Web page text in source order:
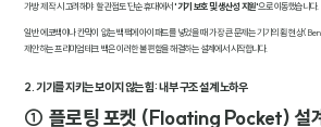
가방 제작 시 고려해야 할 관점도 '단순 휴대'에서'기기 보호 및 생산성 지원'으로 이동했습니다.
일반 에코백이나 칸막이 없는 백팩에 아이패드를 넣었을 때 가장 큰 문제는 기기의 휨 현상
제안하는 프리미엄 테크 백은 이러한 불편함을 해결하는 설계에서 시작합니다.
2. 기기를 지키는 보이지 않는 힘: 내부 구조 설계 노하우
① 플로팅 포켓 (Floating Pocket) 설